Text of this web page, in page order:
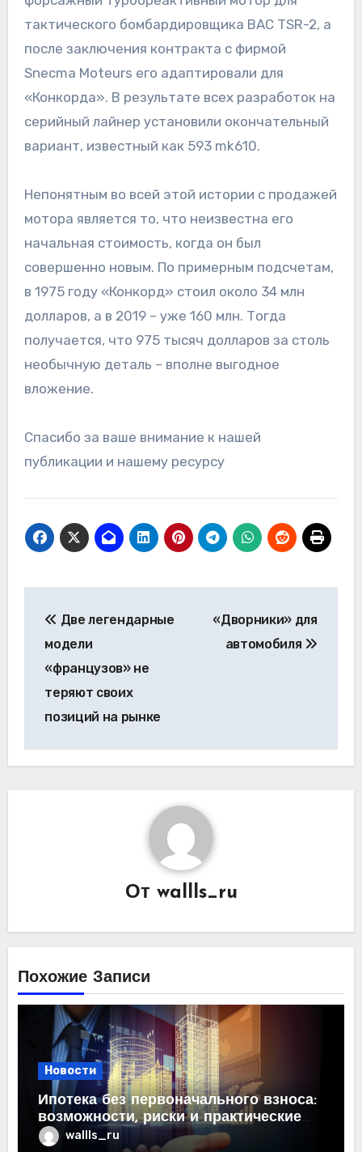
тактического бомбардировщика BAC TSR-2, а
после заключения контракта с фирмой
Snecma Moteurs его адаптировали для
«Конкорда». В результате всех разработок на
серийный лайнер установили окончательный
вариант, известный как 593 mk610.
Непонятным во всей этой истории с продажей
мотора является то, что неизвестна его
начальная стоимость, когда он был
совершенно новым. По примерным подсчетам,
в 1975 году «Конкорд» стоил около 34 млн
долларов, а в 2019 – уже 160 млн. Тогда
получается, что 975 тысяч долларов за столь
необычную деталь – вполне выгодное
вложение.
Спасибо за ваше внимание к нашей
публикации и нашему ресурсу
по
записям
Две легендарные
модели
«французов» не
теряют своих
позиций на рынке
«Дворники» для
автомобиля
От wallls_ru
Похожие Записи
Новости
Ипотека без первоначального взноса:
возможности, риски и практические
рекомендации<
wallls_ru